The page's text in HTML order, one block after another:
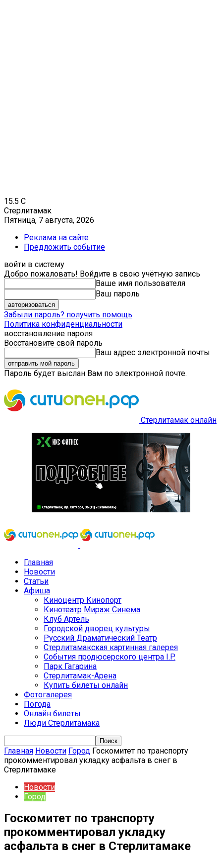
15.5 C
Стерлитамак
Пятница, 7 августа, 2026
Реклама на сайте
Предложить событие
войти в систему
Добро пожаловать! Войдите в свою учётную запись
Ваше имя пользователя
Ваш пароль
Забыли пароль? получить помощь
Политика конфиденциальности
восстановление пароля
Восстановите свой пароль
Ваш адрес электронной почты
Пароль будет выслан Вам по электронной почте.
Стерлитамак онлайн
Главная
Новости
Статьи
Афиша
Киноцентр Кинопорт
Кинотеатр Мираж Синема
Клуб Артель
Городской дворец культуры
Русский Драматический Театр
Стерлитамакская картинная галерея
События продюсерского центра I.P.
Парк Гагарина
Стерлитамак-Арена
Купить билеты онлайн
Фотогалерея
Погода
Онлайн билеты
Люди Стерлитамака
Главная Новости Город Госкомитет по транспорту
прокомментировал укладку асфальта в снег в
Стерлитамаке
Новости
Город
Госкомитет по транспорту
прокомментировал укладку
асфальта в снег в Стерлитамаке